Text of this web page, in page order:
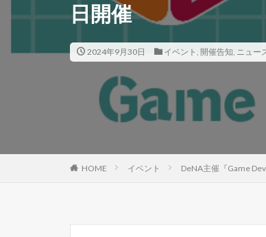
日開催
2024年9月30日 イベント , 開催告知, ニュー
HOME イベント DeNA主催『Game